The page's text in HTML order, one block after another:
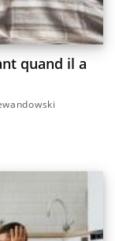
quand il a